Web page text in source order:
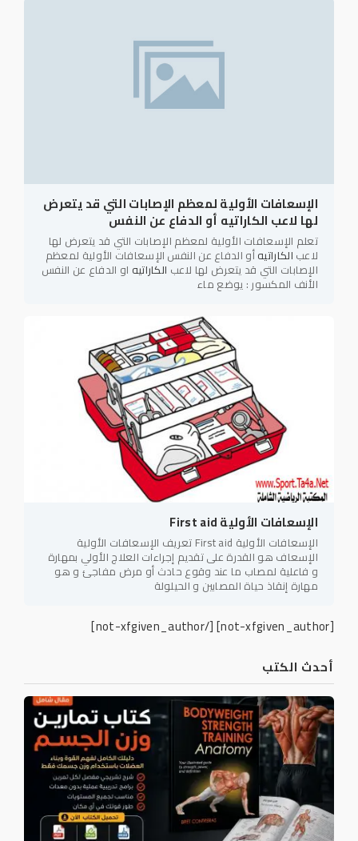
أحدث الكتب
الإسعافات الأولية لمعظم الإصابات التي قد يتعرض
لها لاعب الكاراتيه أو الدفاع عن النفس
تعلم الإسعافات الأولية لمعظم الإصابات التي قد يتعرض لها
لاعب الكاراتيهأو الدفاع عن النفس الإسعافات الأولية لمعظم
الإصابات التي قد يتعرض لها لاعب الكاراتيه او الدفاع عن النفس
الأنف المكسور : يوضع ماء
الإسعافات الأولية First aid
الإسعافات الأولية First aid تعريف الإسعافات الأولية
الإسعاف هو القدرة على تقديم إجراءات العلاج الأولي بمهارة
و فاعلية لمصاب ما عند وقوع حادث أو مرض مفاجئ و هو
مهارة إنقاذ حياة المصابين و الحيلولة
[not-xfgiven_author]
[/not-xfgiven_author]